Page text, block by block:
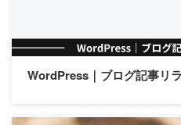
WordPress｜ブログ記事リ